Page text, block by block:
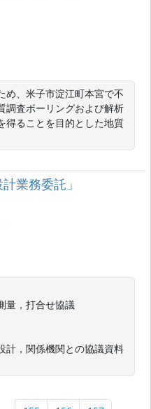
め、米子市淀江町本宮で不
調査ボーリングおよび解析
得ることを目的とした地質
業務委託」
量，打合せ協議
，関係機関との協議資料